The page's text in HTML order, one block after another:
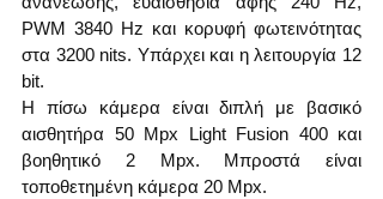
PWM 3840 Hz και κορυφή φωτεινότητας
στα 3200 nits. Υπάρχει και η λειτουργία 12
bit.
Η πίσω κάμερα είναι διπλή με βασικό
αισθητήρα 50 Mpx Light Fusion 400 και
βοηθητικό 2 Mpx. Μπροστά είναι
τοποθετημένη κάμερα 20 Mpx.